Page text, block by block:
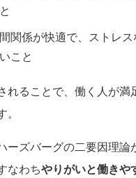
関係が快適で、ストレス
こと
れることで、働く人が満
ーズバーグの二要因理論
なわちやりがいと働きや